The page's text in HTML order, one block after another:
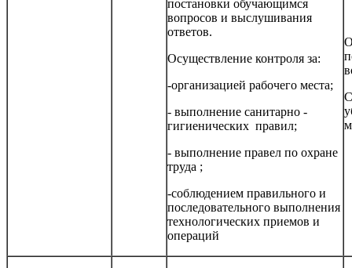
постановки обучающимся
вопросов и выслушивания
ответов.
Осуществление контроля за:
-организацией рабочего места;
- выполнение санитарно -
гигиенических правил;
- выполнение правел по охране
труда ;
-соблюдением правильного и
последовательного выполнения
технологических приемов и
операций